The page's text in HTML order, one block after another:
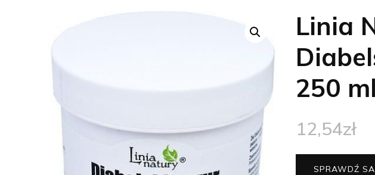
Linia
250 ml
12,54zł
SPRAWDŹ